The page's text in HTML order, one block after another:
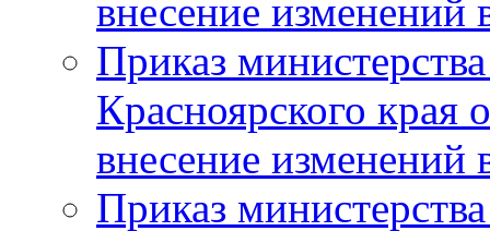
внесение изменений
Приказ
Красноярского
внесение изменений
Приказ